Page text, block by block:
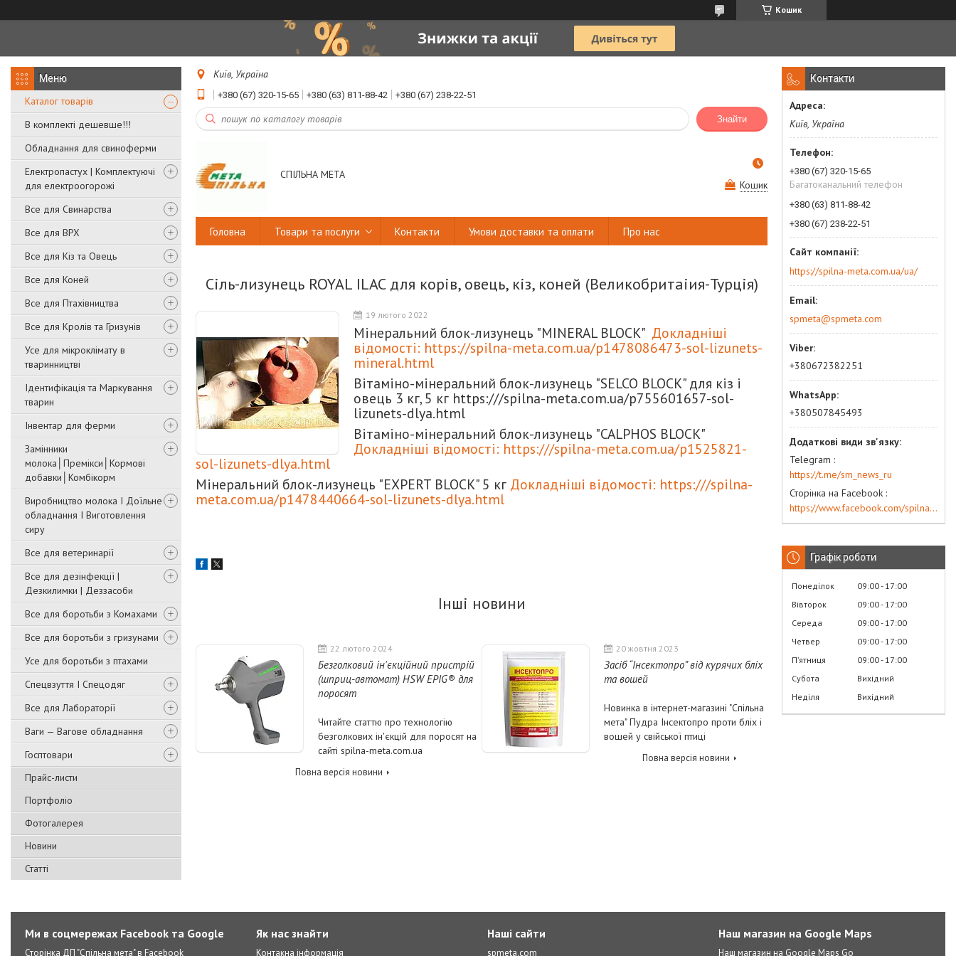
Кошик
Каталог товарів
В комплекті дешевше!!!
Обладнання для свиноферми
Електропастух | Комплектуючі
для електроогорожі
Все для Свинарства
Все для ВРХ
Все для Кіз та Овець
Все для Коней
Все для Птахівництва
Все для Кролів та Гризунів
Усе для мікроклімату в
тваринництві
Ідентифікація та Маркування
тварин
Інвентар для ферми
Замінники
молока│Премікси│Кормові
добавки│Комбікорм
Виробництво молока І Доїльне
обладнання І Виготовлення
сиру
Все для ветеринарії
Все для дезінфекції |
Дезкилимки | Деззасоби
Все для боротьби з Комахами
Все для боротьби з гризунами
Усе для боротьби з птахами
Спецвзуття І Спецодяг
Все для Лабораторії
Ваги — Вагове обладнання
Госптовари
Прайс-листи
Портфоліо
Фотогалерея
Новини
Статті
Київ, Україна
+380 (67) 320-15-65 +380 (63) 811-88-42 +380 (67) 238-22-51
Знайти
СПІЛЬНА МЕТА
Кошик
Головна Товари та послуги Контакти Умови доставки та оплати Про нас
Сіль-лизунець ROYAL ILAC для корів, овець, кіз, коней (Великобритаіия-Турція)
19 лютого 2022
Мінеральний блок-лизунець "MINERAL BLOCK" Докладніші
відомості: https://spilna-meta.com.ua/p1478086473-sol-lizunets-
mineral.html
Вітаміно-мінеральний блок-лизунець "SELCO BLOCK" для кіз і
овець 3 кг, 5 кг https:///spilna-meta.com.ua/p755601657-sol-
lizunets-dlya.html
Вітаміно-мінеральний блок-лизунець "CALPHOS BLOCK"
Докладніші відомості: https:///spilna-meta.com.ua/p1525821-
sol-lizunets-dlya.html
Мінеральний блок-лизунець "EXPERT BLOCK" 5 кг Докладніші відомості: https:///spilna-
meta.com.ua/p1478440664-sol-lizunets-dlya.html
Інші новини
22 лютого 2024
Безголковий ін'єкційний пристрій
(шприц-автомат) HSW EPIG® для
поросят
Читайте статтю про технологію
безголкових ін'єкцій для поросят на
сайті spilna-meta.com.ua
Повна версія новини
20 жовтня 2023
Засіб “Інсектопро” від курячих бліх
та вошей
Новинка в інтернет-магазині "Спільна
мета" Пудра Інсектопро проти бліх і
вошей у свійської птиці
Повна версія новини
Контакти
Київ, Україна
+380 (67) 320-15-65
Багатоканальний телефон
+380 (63) 811-88-42
+380 (67) 238-22-51
https://spilna-meta.com.ua/ua/
spmeta@spmeta.com
+380672382251
+380507845493
Telegram
https://t.me/sm_news_ru
Сторінка на Facebook
https://www.facebook.com/spilna.meta
Графік роботи
Понеділок 09:00 17:00
Вівторок
09:00 17:00
Середа
09:00 17:00
Четвер
09:00 17:00
Пʼятниця
09:00 17:00
Субота
Вихідний
Неділя
Вихідний
Ми в соцмережах Facebook та Google
Сторінка ДП "Спільна мета" в Facebook
Як нас знайти
Контакна інформація
Наші сайти
spmeta.com
Наш магазин на Google Maps
Наш магазин на Google Maps Go